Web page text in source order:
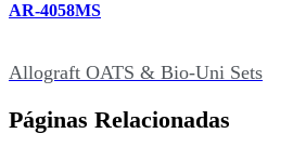
AR-4058MS
Allograft OATS & Bio-Uni Sets
Páginas Relacionadas